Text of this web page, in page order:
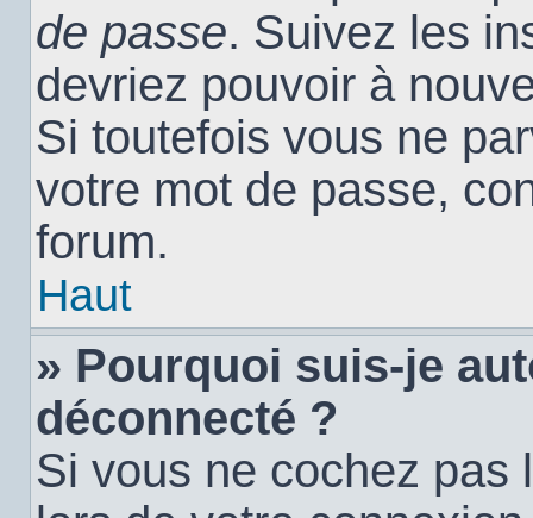
de passe. Suivez les
devriez pouvoir à
Si toutefois vous ne
votre mot de passe,
forum.
Haut
» Pourquoi suis-je
déconnecté ?
Si vous ne cochez